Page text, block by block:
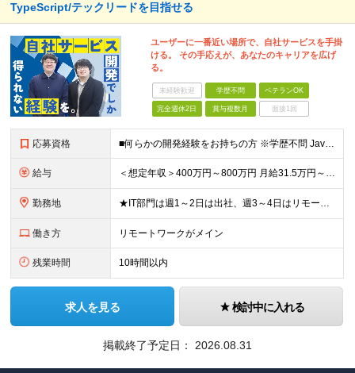
TypeScript/テックリードを目指せる
ユーザーに一番近い場所で、自社サービスを手掛
ける。 その手応えが、あなたのキャリアを広げ
る。
未経験歓迎 学歴不問 ベテランOK
完全週休2日 賞与複数月 面接1回
応募資格 ■何らかの開発経験をお持ちの方 ※学歴不問 Javaは経験ないがWebアプリケーション運用知識やDB知識が豊富など 何か一つでも強みがあれば活躍できる可能性があります！ 興味をお持ちいただけましたら
給与 ＜想定年収＞400万円～800万円 月給31.5万円～55万円＋賞与＋交通費全額支給＋各種手当 ※経験・能力などを考慮し相談の上、当社規定により決定します。 ※上記金額には16～21時間分のみなし残
勤務地 ★IT部門は週1～2日は出社、週3～4日はリモートワーク ★勤務地はご本人のご希望を最優先します ■飯田橋オフィス／東京都新宿区揚場町2-26 SKビル ■本社／神奈川県相模原市南区古淵2-14-
働き方 リモートワークがメイン
残業時間 10時間以内
求人を見る 検討中に入れる
掲載終了予定日： 2026.08.31